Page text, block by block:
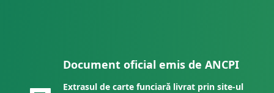
Document oficial emis de ANCPI
Extrasul de carte funciară livrat prin site-ul